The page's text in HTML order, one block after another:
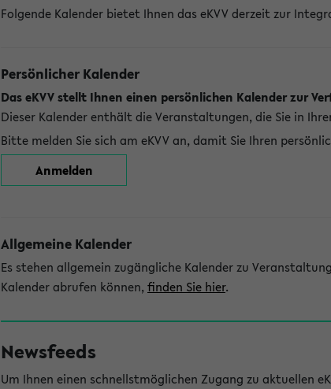
Folgende Kalender bietet Ihnen das eKVV derzeit zur
Persönlicher Kalender
Das eKVV stellt Ihnen einen persönlichen Kalender zur
Dieser Kalender enthält die Veranstaltungen, die Sie in
Bitte melden Sie sich am eKVV an, damit Sie Ihren
Anmelden
Allgemeine Kalender
Es stehen allgemein zugängliche Kalender zu
Kalender abrufen können, finden Sie hier.
Newsfeeds
Um Ihnen einen schnellstmöglichen Zugang zu aktuellen